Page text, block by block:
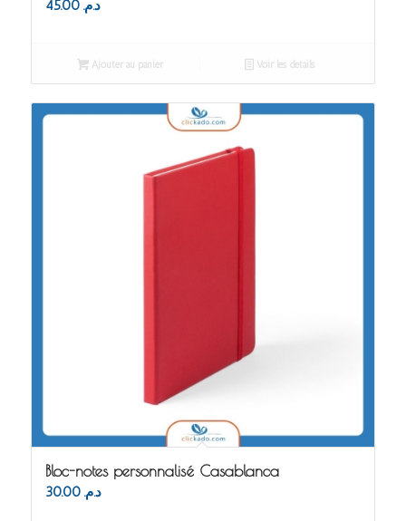
د.م. 45.00
Ajouter au panier Voir les détails
Bloc-notes personnalisé Casablanca
د.م. 30.00